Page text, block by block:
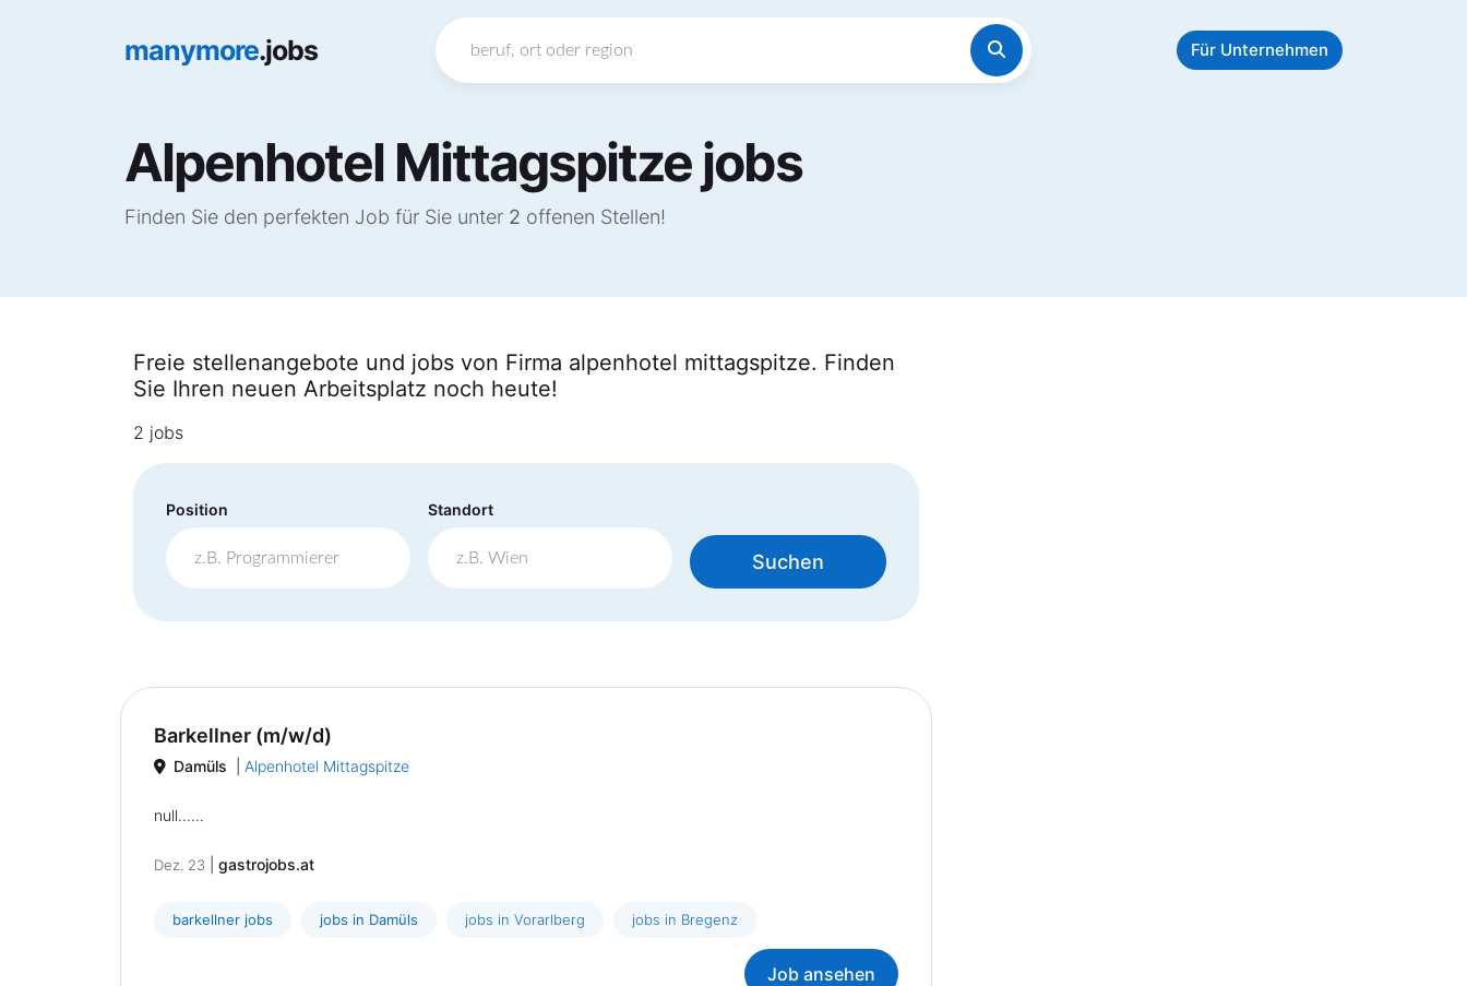
manymore.jobs Für Unternehmen
Alpenhotel Mittagspitze jobs
Finden Sie den perfekten Job für Sie unter 2 offenen Stellen!
Freie stellenangebote und jobs von Firma alpenhotel mittagspitze. Finden
Sie Ihren neuen Arbeitsplatz noch heute!
2 jobs
Position Standort
Suchen
Barkellner (m/w/d)
Damüls Alpenhotel Mittagspitze
null......
Dez. 23 gastrojobs.at
barkellner jobs jobs in Damüls jobs in Vorarlberg jobs in Bregenz
Job ansehen